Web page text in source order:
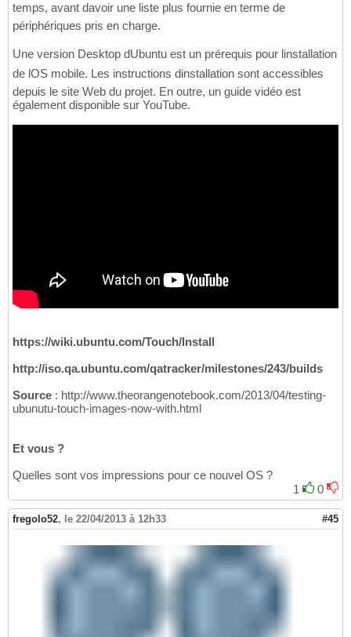
temps, avant davoir une liste plus fournie en terme de
périphériques pris en charge.
Une version Desktop dUbuntu est un prérequis pour linstallation
de lOS mobile. Les instructions dinstallation sont accessibles
depuis le site Web du projet. En outre, un guide vidéo est
également disponible sur YouTube.
https://wiki.ubuntu.com/Touch/Install
http://iso.qa.ubuntu.com/qatracker/milestones/243/builds
Source : http://www.theorangenotebook.com/2013/04/testing-
ubunutu-touch-images-now-with.html
Et vous ?
Quelles sont vos impressions pour ce nouvel OS ?
1
0
fregolo52, le 22/04/2013 à 12h33 #45